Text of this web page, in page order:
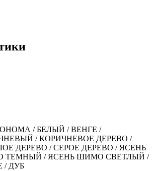
/ БЕЛЫЙ / ВЕНГЕ /
/ КОРИЧНЕВОЕ ДЕРЕВО /
ДЕРЕВО / СЕРОЕ ДЕРЕВО / ЯСЕНЬ
ТЕМНЫЙ / ЯСЕНЬ ШИМО СВЕТЛЫЙ /
/ ДУБ